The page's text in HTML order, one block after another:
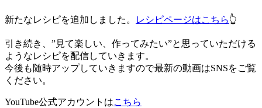
新たなレシピを追加しました。 レシピページはこちら👆
引き続き、”見て楽しい、作ってみたい”と思っていただける
ようなレシピを配信していきます。
今後も随時アップしていきますので最新の動画はSNSをご覧
ください。
YouTube公式アカウントはこちら